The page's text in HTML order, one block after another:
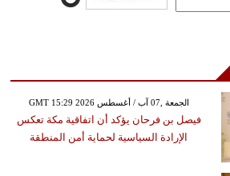
GMT 15:29 2026 الجمعة ,07 آب / أغسطس
فيصل بن فرحان يؤكد أن اتفاقية مكة تعكس
الإرادة السياسية لحماية أمن المنطقة